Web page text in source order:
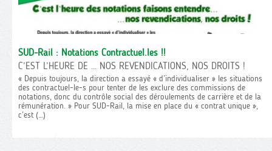
SUD-Rail : Notations Contractuel.les !!
C’EST L’HEURE DE … NOS REVENDICATIONS, NOS DROITS !
« Depuis toujours, la direction a essayé « d’individualiser » les situations
des contractuel-le-s pour tenter de les exclure des commissions de
notations, donc du contrôle social des déroulements de carrière et de la
rémunération. » Pour SUD-Rail, la mise en place du « contrat unique »,
c’est (…)